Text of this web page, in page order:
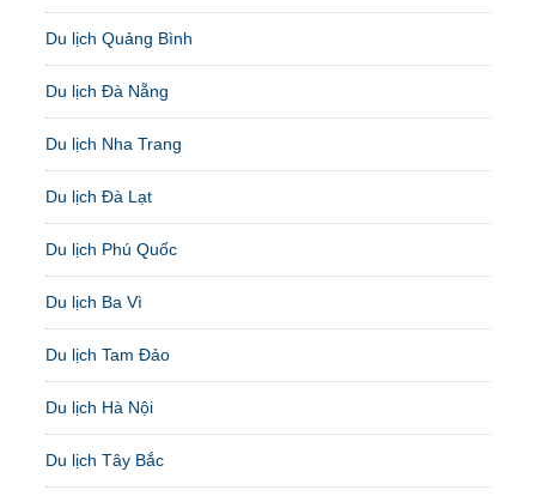
Du lịch Quảng Bình
Du lịch Đà Nẵng
Du lịch Nha Trang
Du lịch Đà Lạt
Du lịch Phú Quốc
Du lịch Ba Vì
Du lịch Tam Đảo
Du lịch Hà Nội
Du lịch Tây Bắc